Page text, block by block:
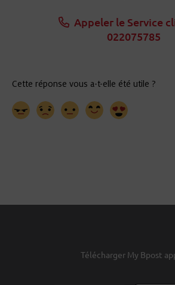
Appeler le Service
022075785
Télécharger My Bpost